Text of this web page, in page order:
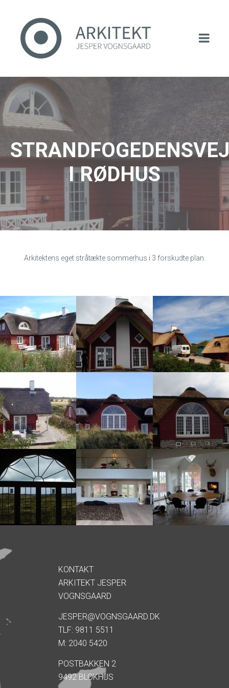
STRANDFOGEDENSVEJ
I RØDHUS
Arkitektens eget stråtækte sommerhus i 3 forskudte plan.
KONTAKT
ARKITEKT JESPER
VOGNSGAARD
JESPER@VOGNSGAARD.DK
TLF: 9811 5511
M: 2040 5420
POSTBAKKEN 2
9492 BLOKHUS